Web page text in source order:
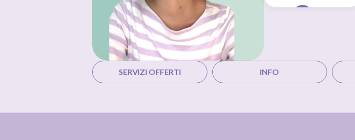
SERVIZI OFFERTI INFO